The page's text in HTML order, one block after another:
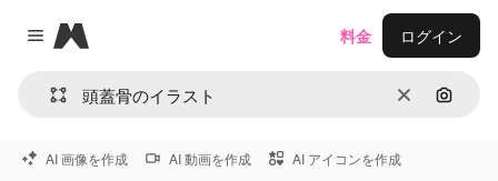
Close menu
Magnific
消去 画像で
料金 ログイン
AI 画像を作成 AI 動画を作成 AI アイコンを作成